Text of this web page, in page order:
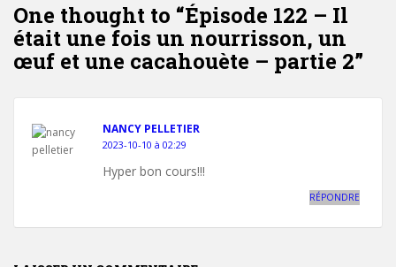
One thought to “Épisode 122 – Il
était une fois un nourrisson, un
œuf et une cacahouète – partie 2”
NANCY PELLETIER
2023-10-10 à 02:29
Hyper bon cours!!!
RÉPONDRE